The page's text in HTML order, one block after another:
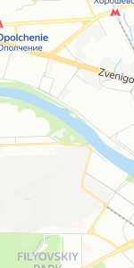
Open in Yandex